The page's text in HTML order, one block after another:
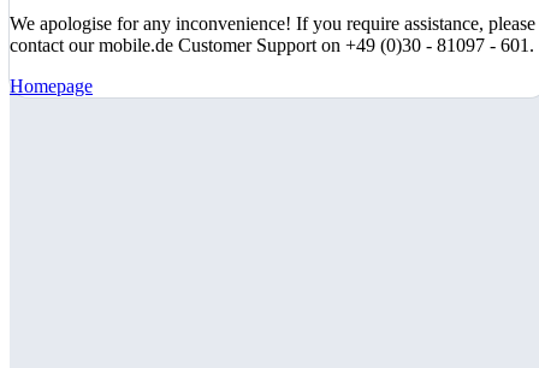
We apologise for any inconvenience! If you require assistance, please
contact our mobile.de Customer Support on +49 (0)30 - 81097 - 601.
Homepage